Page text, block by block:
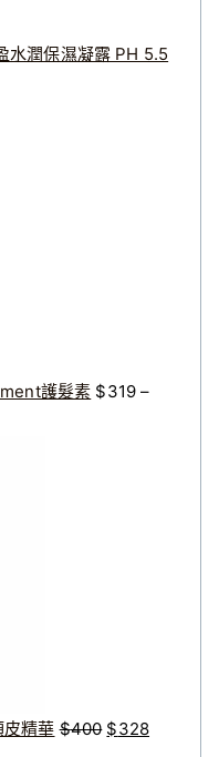
潤保濕凝露 PH 5.5
護髮素 $319 –
精華 $400 。
$328